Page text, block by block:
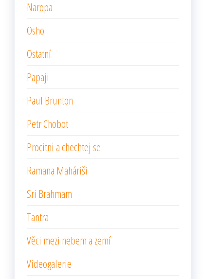
Naropa
Osho
Ostatní
Papaji
Paul Brunton
Petr Chobot
Procitni a chechtej se
Ramana Maháriši
Sri Brahmam
Tantra
Věci mezi nebem a zemí
Videogalerie